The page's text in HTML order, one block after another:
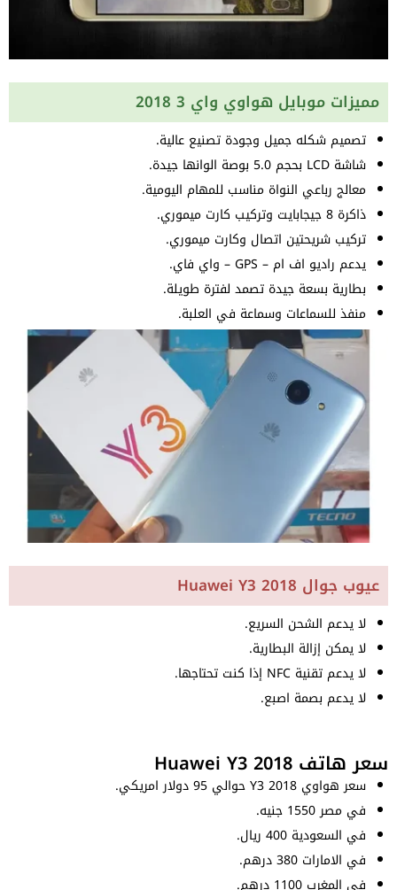
مميزات موبايل هواوي واي 3 2018
تصميم شكله جميل وجودة تصنيع عالية.
شاشة LCD بحجم 5.0 بوصة الوانها جيدة.
معالج رباعي النواة مناسب للمهام اليومية.
ذاكرة 8 جيجابايت وتركيب كارت ميموري.
تركيب شريحتين اتصال وكارت ميموري.
يدعم راديو اف ام – GPS – واي فاي.
بطارية بسعة جيدة تصمد لفترة طويلة.
منفذ للسماعات وسماعة في العلبة.
عيوب جوال Huawei Y3 2018
لا يدعم الشحن السريع.
لا يمكن إزالة البطارية.
لا يدعم تقنية NFC إذا كنت تحتاجها.
لا يدعم بصمة اصبع.
سعر هاتف Huawei Y3 2018
سعر هواوي Y3 2018 حوالي 95 دولار امريكي.
في مصر 1550 جنيه.
في السعودية 400 ريال.
في الامارات 380 درهم.
في المغرب 1100 درهم.